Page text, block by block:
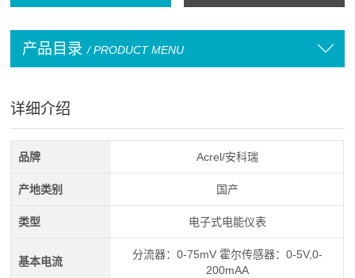
产品目录 / PRODUCT MENU
详细介绍
品牌 Acrel/安科瑞
产地类别 国产
类型 电子式电能仪表
基本电流
分流器：0-75mV 霍尔传感器：0-5V,0-
200mAA